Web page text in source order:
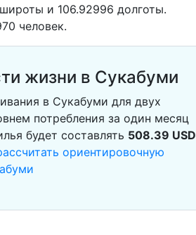
и 106.92996 долготы.
человек.
жизни в Сукабуми
в Сукабуми для двух
потребления за один месяц
будет составлять 508.39 USD
ориентировочную